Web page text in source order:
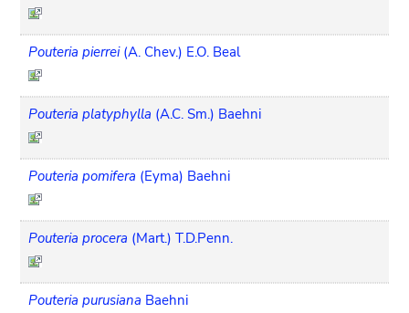
Pouteria pierrei (A. Chev.) E.O. Beal
Pouteria platyphylla (A.C. Sm.) Baehni
Pouteria pomifera (Eyma) Baehni
Pouteria procera (Mart.) T.D.Penn.
Pouteria purusiana Baehni